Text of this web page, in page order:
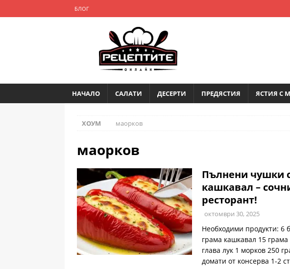
БЛОГ
НАЧАЛО САЛАТИ ДЕСЕРТИ ПРЕДЯСТИЯ ЯСТИЯ С
ХОУМ маорков
маорков
Пълнени чушки
кашкавал –
ресторант!
октомври 30, 2025
Необходими продукти: 6
грама кашкавал 15
глава лук 1 морков 250
домати от консерва 1-2